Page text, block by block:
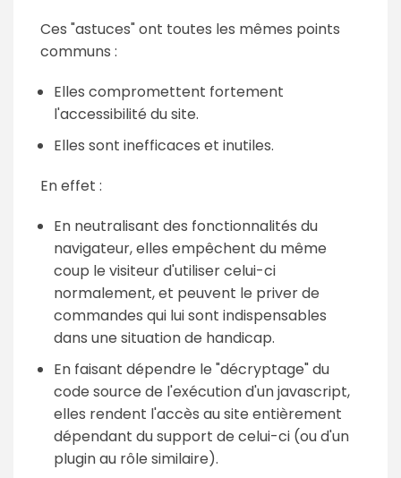
Ces "astuces" ont toutes les mêmes points
communs :
Elles compromettent fortement
l'accessibilité du site.
Elles sont inefficaces et inutiles.
En effet :
En neutralisant des fonctionnalités du
navigateur, elles empêchent du même
coup le visiteur d'utiliser celui-ci
normalement, et peuvent le priver de
commandes qui lui sont indispensables
dans une situation de handicap.
En faisant dépendre le "décryptage" du
code source de l'exécution d'un javascript,
elles rendent l'accès au site entièrement
dépendant du support de celui-ci (ou d'un
plugin au rôle similaire).